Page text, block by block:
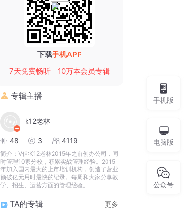
下载手机APP
7天免费畅听
10万本会员专辑
专辑主播
k12老林
48 3 4119
简介： V信:K12老林2015年之前创办公司，同
时管理10家分校，积累实战管理经验。2015
年加入国内最大的上市培训机构，创造了营业
额破亿元用时最快的纪录。每周和大家分享教
学、招生、运营方面的管理经验。
TA的专辑 更多
手机版
电脑版
公众号